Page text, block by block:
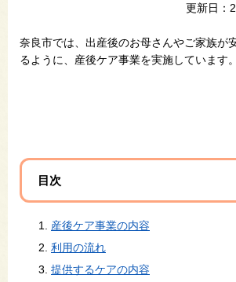
更新日：
奈良市では、出産後のお母さんやご家族が
るように、産後ケア事業を実施しています。
目次
産後ケア事業の内容
利用の流れ
提供するケアの内容